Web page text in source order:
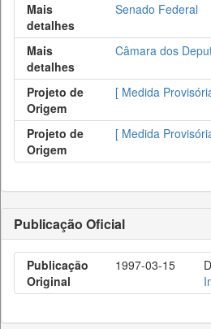
Mais
detalhes
Senado Federal
Mais
detalhes
Câmara dos
Projeto de
Origem
[ Medida
Projeto de
Origem
[ Medida
Publicação Oficial
Publicação
Original
1997-03-15